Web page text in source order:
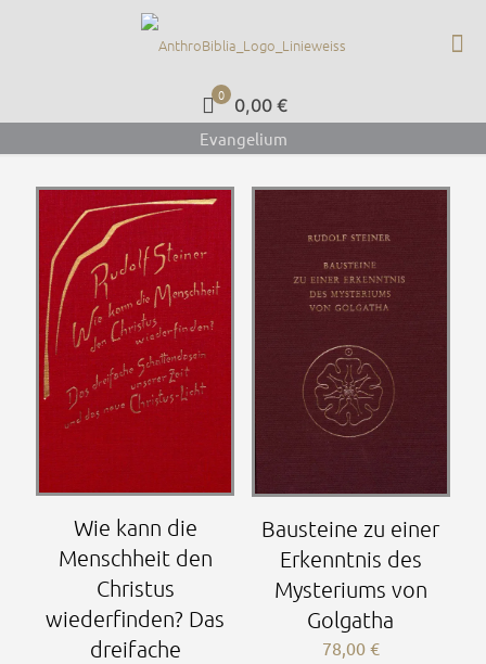
0 0,00 €
Evangelium
Wie kann die
Menschheit den
Christus
wiederfinden? Das
dreifache
Bausteine zu einer
Erkenntnis des
Mysteriums von
Golgatha
78,00 €